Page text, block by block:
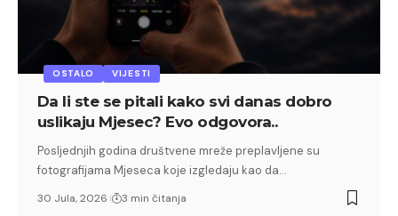
OSTALO VIJESTI
Da li ste se pitali kako svi danas dobro
uslikaju Mjesec? Evo odgovora..
Posljednjih godina društvene mreže preplavljene su
fotografijama Mjeseca koje izgledaju kao da…
30 Jula, 2026 3 min čitanja